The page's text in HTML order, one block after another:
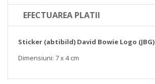
EFECTUAREA PLATII
Sticker (abtibild) David Bowie Logo (JBG)
Dimensiuni: 7 x 4 cm